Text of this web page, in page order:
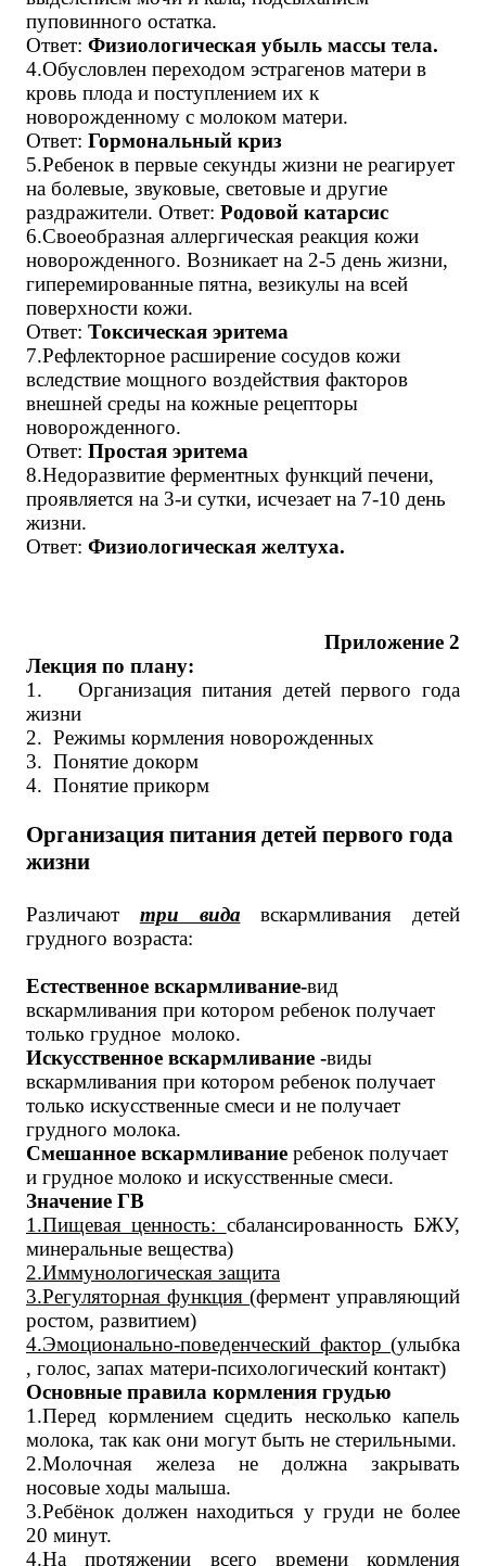
пуповинного остатка.
Ответ: Физиологическая убыль массы тела.
4.Обусловлен переходом эстрагенов матери в
кровь плода и поступлением их к
новорожденному с молоком матери.
Ответ: Гормональный криз
5.Ребенок в первые секунды жизни не реагирует
на болевые, звуковые, световые и другие
раздражители. Ответ: Родовой катарсис
6.Своеобразная аллергическая реакция кожи
новорожденного. Возникает на 2-5 день жизни,
гиперемированные пятна, везикулы на всей
поверхности кожи.
Ответ: Токсическая эритема
7.Рефлекторное расширение сосудов кожи
вследствие мощного воздействия факторов
внешней среды на кожные рецепторы
новорожденного.
Ответ: Простая эритема
8.Недоразвитие ферментных функций печени,
проявляется на 3-и сутки, исчезает на 7-10 день
жизни.
Ответ: Физиологическая желтуха.
Приложение 2
Лекция по плану:
1.
Организация питания детей первого года
жизни
2. Режимы кормления новорожденных
3. Понятие докорм
4. Понятие прикорм
Организация питания детей первого года
жизни
Различают три вида вскармливания детей
грудного возраста:
Естественное вскармливание-вид
вскармливания при котором ребенок получает
только грудное молоко.
Искусственное вскармливание -виды
вскармливания при котором ребенок получает
только искусственные смеси и не получает
грудного молока.
Смешанное вскармливание ребенок получает
и грудное молоко и искусственные смеси.
Значение ГВ
1.Пищевая ценность: сбалансированность БЖУ,
минеральные вещества)
2.Иммунологическая защита
3.Регуляторная функция (фермент управляющий
ростом, развитием)
4.Эмоционально-поведенческий фактор (улыбка
, голос, запах матери-психологический контакт)
Основные правила кормления грудью
1.Перед кормлением сцедить несколько капель
молока, так как они могут быть не стерильными.
2.Молочная железа не должна закрывать
носовые ходы малыша.
3.Ребёнок должен находиться у груди не более
20 минут.
4.На протяжении всего времени кормления